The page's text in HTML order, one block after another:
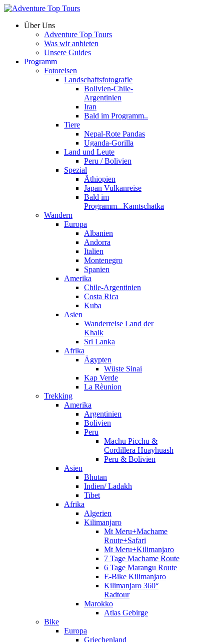
Über Uns
Adventure Top Tours
Was wir anbieten
Unsere Guides
Programm
Fotoreisen
Landschaftsfotografie
Bolivien-Chile-
Argentinien
Iran
Bald im Programm..
Tiere
Nepal-Rote Pandas
Uganda-Gorilla
Land und Leute
Peru / Bolivien
Spezial
Äthiopien
Japan Vulkanreise
Bald im
Programm...Kamtschatka
Wandern
Europa
Albanien
Andorra
Italien
Montenegro
Spanien
Amerika
Chile-Argentinien
Costa Rica
Kuba
Asien
Wanderreise Land der
Khalk
Sri Lanka
Afrika
Ägypten
Wüste Sinai
Kap Verde
La Rèunion
Trekking
Amerika
Argentinien
Bolivien
Peru
Machu Picchu &
Cordillera Huayhuash
Peru & Bolivien
Asien
Bhutan
Indien/ Ladakh
Tibet
Afrika
Algerien
Kilimanjaro
Mt Meru+Machame
Route+Safari
Mt Meru+Kilimanjaro
7 Tage Machame Route
6 Tage Marangu Route
E-Bike Kilimanjaro
Kilimanjaro 360°
Radtour
Marokko
Atlas Gebirge
Bike
Europa
Griechenland